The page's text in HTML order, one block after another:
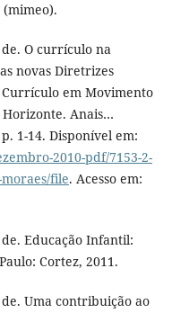
de. O currículo na
novas Diretrizes
em Movimento
Horizonte. Anais…
p. 1-14. Disponível em:
2010-pdf/7153-2-
file. Acesso em:
Educação Infantil:
Cortez, 2011.
Uma contribuição ao